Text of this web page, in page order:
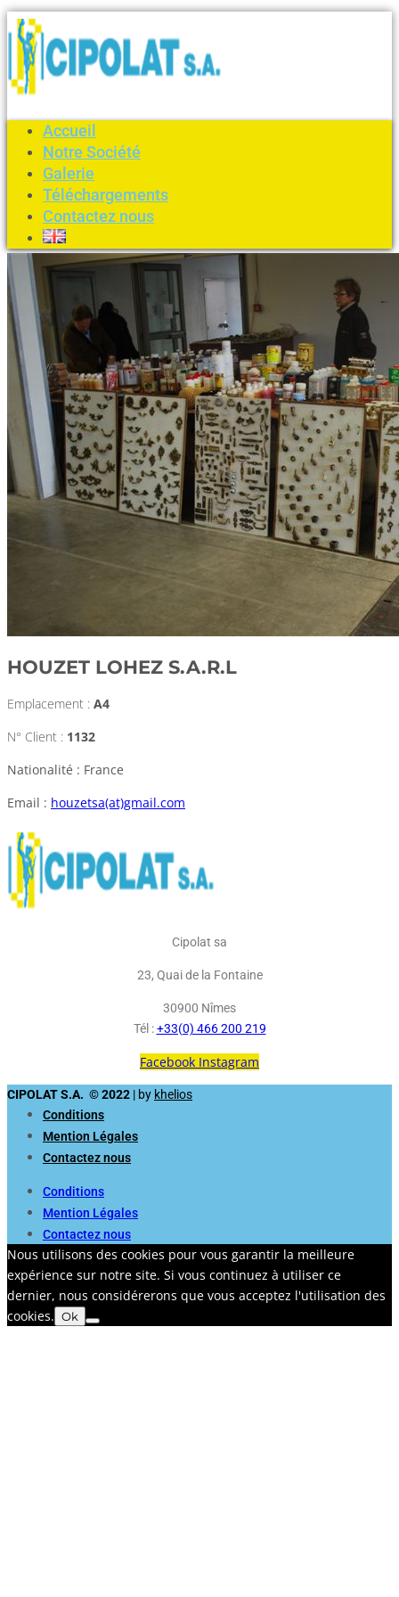
Accueil
Notre Société
Galerie
Téléchargements
Contactez nous
HOUZET LOHEZ S.A.R.L
Emplacement : A4
N° Client : 1132
Nationalité : France
Email : houzetsa(at)gmail.com
Cipolat sa
23, Quai de la Fontaine
30900 Nîmes
Tél :+33(0) 466 200 219
Facebook Instagram
CIPOLAT S.A. © 2022 | by khelios
Conditions
Mention Légales
Contactez nous
Conditions
Mention Légales
Contactez nous
Nous utilisons des cookies pour vous garantir la meilleure
expérience sur notre site. Si vous continuez à utiliser ce
dernier, nous considérerons que vous acceptez l'utilisation des
cookies. Ok